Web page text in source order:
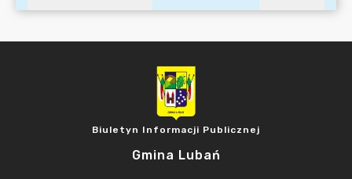
Biuletyn Informacji Publicznej
Gmina Lubań